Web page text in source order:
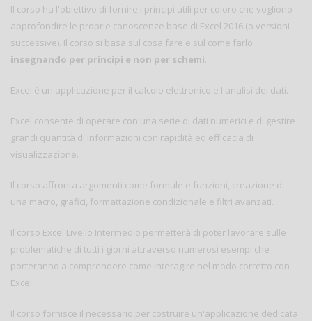
Il corso ha l'obiettivo di fornire i principi utili per coloro che vogliono
approfondire le proprie conoscenze base di Excel 2016 (o versioni
successive). Il corso si basa sul cosa fare e sul come farlo
insegnando per principi e non per schemi.
Excel è un'applicazione per il calcolo elettronico e l'analisi dei dati.
Excel consente di operare con una serie di dati numerici e di gestire
grandi quantità di informazioni con rapidità ed efficacia di
visualizzazione.
Il corso affronta argomenti come formule e funzioni, creazione di
una macro, grafici, formattazione condizionale e filtri avanzati.
Il corso Excel Livello Intermedio permetterà di poter lavorare sulle
problematiche di tutti i giorni attraverso numerosi esempi che
porteranno a comprendere come interagire nel modo corretto con
Excel.
Il corso fornisce il necessario per costruire un'applicazione dedicata